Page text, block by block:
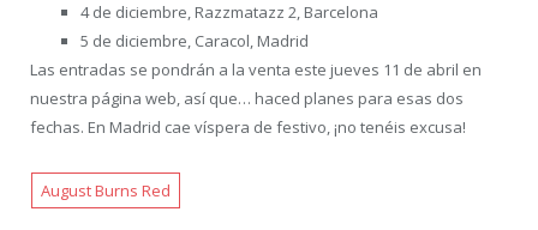
4 de diciembre, Razzmatazz 2, Barcelona
5 de diciembre, Caracol, Madrid
Las entradas se pondrán a la venta este jueves 11 de abril en
nuestra página web, así que… haced planes para esas dos
fechas. En Madrid cae víspera de festivo, ¡no tenéis excusa!
August Burns Red